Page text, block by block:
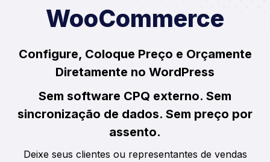
WooCommerce
Configure, Coloque Preço e Orçamente
Diretamente no WordPress
Sem software CPQ externo. Sem
sincronização de dados. Sem preço por
assento.
Deixe seus clientes ou representantes de vendas